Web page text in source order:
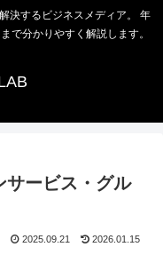
決するビジネスメディア。 年
で分かりやすく解説します。
サービス・グル
2025.09.21 2026.01.15